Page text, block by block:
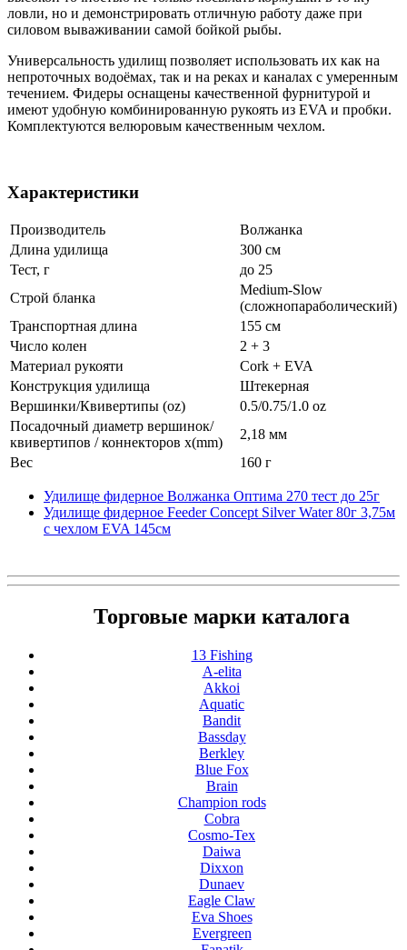
ловли, но и демонстрировать отличную работу даже при
силовом вываживании самой бойкой рыбы.
Универсальность удилищ позволяет использовать их как на
непроточных водоёмах, так и на реках и каналах с умеренным
течением. Фидеры оснащены качественной фурнитурой и
имеют удобную комбинированную рукоять из EVA и пробки.
Комплектуются велюровым качественным чехлом.
Характеристики
Производитель
Волжанка
Длина удилища
300 см
Тест, г
до 25
Строй бланка
Medium-Slow
(сложнопараболический)
Транспортная длина
155 см
Число колен
2 + 3
Материал рукояти
Cork + EVA
Конструкция удилища
Штекерная
Вершинки/Квивертипы (oz)
0.5/0.75/1.0 oz
Посадочный диаметр вершинок/
квивертипов / коннекторов x(mm)
2,18 мм
Вес
160 г
Удилище фидерное Волжанка Оптима 270 тест до 25г
Удилище фидерное Feeder Concept Silver Water 80г 3,75м
с чехлом EVA 145см
Торговые марки каталога
13 Fishing
A-elita
Akkoi
Aquatic
Bandit
Bassday
Berkley
Blue Fox
Brain
Champion rods
Cobra
Cosmo-Tex
Daiwa
Dixxon
Dunaev
Eagle Claw
Eva Shoes
Evergreen